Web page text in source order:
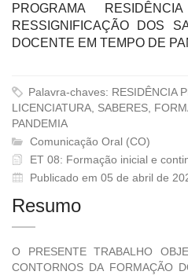
PROGRAMA
RESSIGNIFICAÇÃO DOS
DOCENTE EM TEMPO DE
Palavra-chaves: RESIDÊNCIA
LICENCIATURA, SABERES,
PANDEMIA
Comunicação Oral (CO)
ET 08: Formação inicial e
Publicado em 05 de abril de
Resumo
O PRESENTE TRABALHO
CONTORNOS DA FORMAÇÃO